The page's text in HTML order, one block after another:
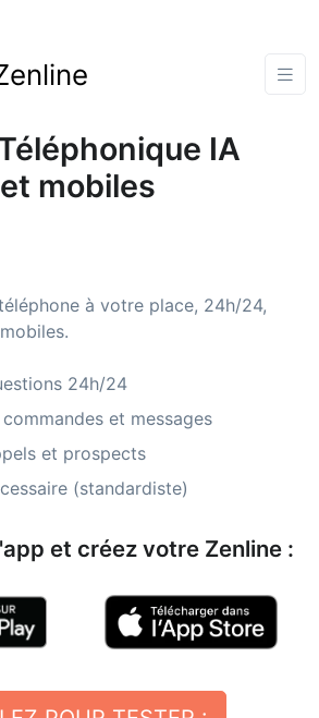
IA
mobiles
à votre place, 24h/24,
24h/24
commandes et messages
et prospects
(standardiste)
et créez votre Zenline :